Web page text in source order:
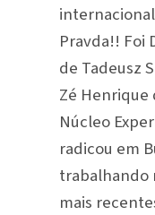
Pravda!! Foi
de Tadeusz
Zé Henrique
Núcleo
radicou em
trabalhando
mais